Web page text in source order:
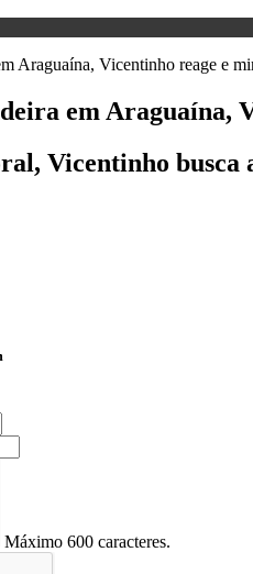
em Araguaína,
Vicentinho busca
Máximo 600 caracteres.